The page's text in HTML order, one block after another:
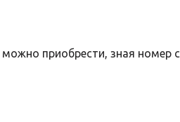
приобрести, зная номер